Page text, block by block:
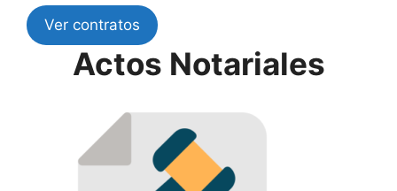
Ver contratos
Actos Notariales